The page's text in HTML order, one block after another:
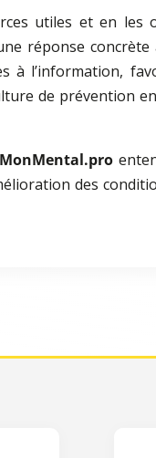
utiles et en les
réponse
à l’information,
de prévention
MonMental.pro
des